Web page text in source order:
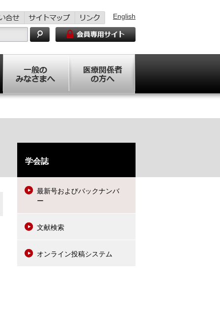
English
学会誌
最新号およびバックナンバ
ー
文献検索
オンライン投稿システム